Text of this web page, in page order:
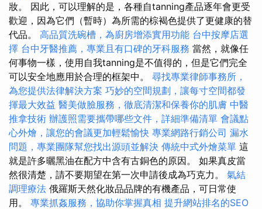
妝。 因此，可以理解的是，各種自tanning產品逐年會更受
歡迎，因為它們（暫時）為所需的棕褐色提供了更健康的替
代品。 高品質洗碗槽，為廚房增添實用功能 台中按摩店選
擇 台中牙醫推薦，專業且有口碑的牙科服務 當然，就像任
何事物一樣，使用自我tanning是不值得的，但是它們完全
可以安全地應用於合理的框架中。 尋找專業律師事務所，
為您提供法律解決方案 巧妙的空間規劃，讓每寸空間都發
揮最大效益 醫美做臉服務，徹底清潔和保養你的肌膚 中醫
推拿技術 辦護照需要攜帶哪些文件，詳細準備清單 會議點
心外燴，讓您的會議更加輕鬆愉快 專業網路行銷公司 漏水
問題，專業團隊幫您找出源頭並解決 傳統中式外燴菜單 這
就是許多曬黑油在配方中含有古銅色的原因。 如果真皮當
然很清楚，請不要期望在第一次申請後成為巧克力。 氣結
調理療法 俄羅斯天然化妝品品牌的有機產品，可日常使
用。 專業抓姦服務，協助你掌握真相 提升網站排名的SEO